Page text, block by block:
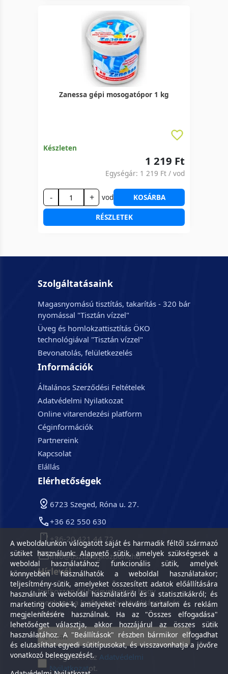
Zanessa gépi mosogatópor 1 kg
Készleten
1 219 Ft
Egységár: 1 219 Ft / vod
- + vod KOSÁRBA
RÉSZLETEK
Szolgáltatásaink
Magasnyomású tisztítás, takarítás - 320 bár
nyomással "Tisztán vízzel"
Üveg és homlokzattisztítás ÖKO
technológiával "Tisztán vízzel"
Bevonatolás, felületkezelés
Információk
Általános Szerződési Feltételek
Adatvédelmi Nyilatkozat
Online vitarendezési platform
Céginformációk
Partnereink
Kapcsolat
Elállás
Elérhetőségek
6723 Szeged, Róna u. 27.
+36 62 550 630
+36-20 421 44 72
info@tisztasagkozpont.hu
Hírlevél
Iratkozzon fel hírlevelünkre, hogy
megkapja a legfrissebb aktualitásokat és
híreket.
Elfogadom azAdatvédelmi
Nyilatkozatot.
A weboldalunkon válogatott saját és harmadik féltől származó
sütiket használunk: Alapvető sütik, amelyek szükségesek a
weboldal használatához; funkcionális sütik, amelyek
könnyebben használhatók a weboldal használatakor;
teljesítmény-sütik, amelyeket összesített adatok előállítására
használunk a weboldal használatáról és a statisztikákról; és
marketing cookie-k, amelyeket releváns tartalom és reklám
megjelenítésére használnak. Ha az "Összes elfogadása"
lehetőséget választja, akkor hozzájárul az összes sütik
használatához. A "Beállítások" részben bármikor elfogadhat
és elutasíthat egyedi sütitípusokat, és visszavonhatja a jövőre
vonatkozó beleegyezését.